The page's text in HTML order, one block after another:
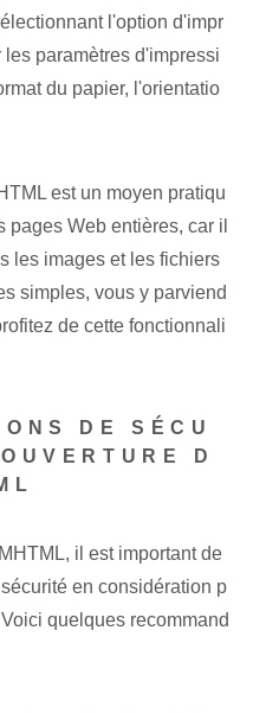
l'option d'impr
paramètres d'impressi
du papier, l'orientatio
est un moyen pratiqu
pages Web entières, car il
les images et les fichiers
simples, vous y parviend
de cette fonctionnali
DE SÉCU
D
il est important de
en considération p
quelques recommand